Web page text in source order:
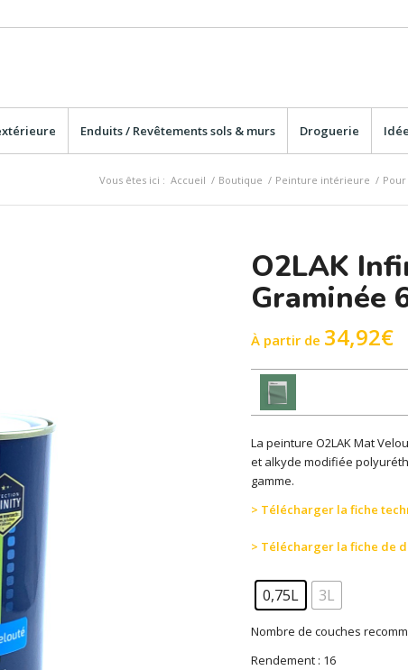
Enduits / Revêtements sols & murs Droguerie
Vous êtes ici : Accueil / Boutique / Peinture intérieure /
O2LAK
Graminée
À partir de 34,92€
La peinture O2LAK Mat
et alkyde modifiée
gamme.
> Télécharger la fiche
> Télécharger la fiche de
0,75L 3L
Nombre de couches
Rendement : 16